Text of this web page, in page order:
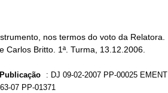
nos termos do voto da Relatora.
Carlos Britto. 1ª. Turma, 13.12.2006.
: DJ 09-02-2007 PP-00025 EMENT
07 PP-01371